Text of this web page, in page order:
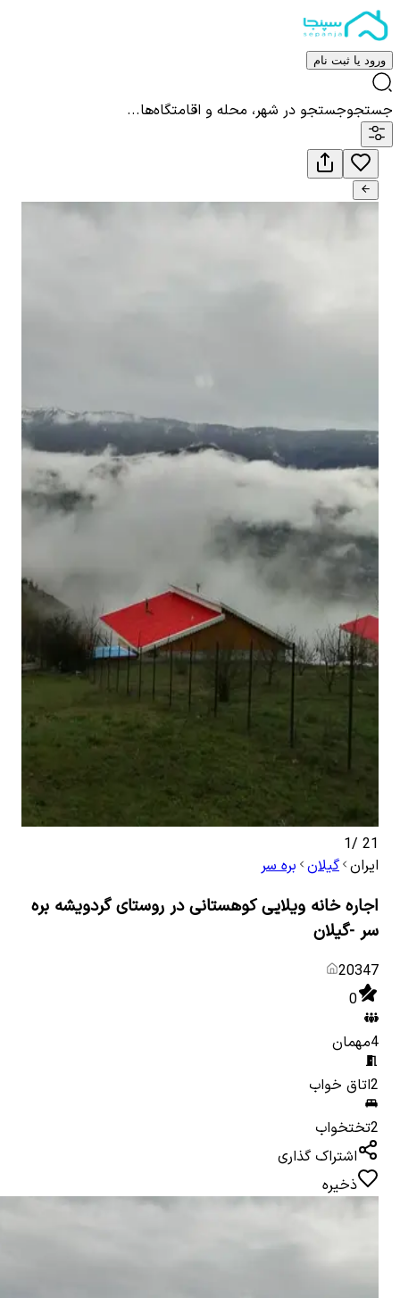
ورود یا ثبت نام
جستجوجستجو در شهر، محله و اقامتگاه‌ها...
21
/
1
ایران گیلان بره سر
اجاره خانه ویلایی کوهستانی در روستای گردویشه بره
سر -گیلان
20347
0
4مهمان
2اتاق خواب
2تختخواب
اشتراک گذاری
ذخیره